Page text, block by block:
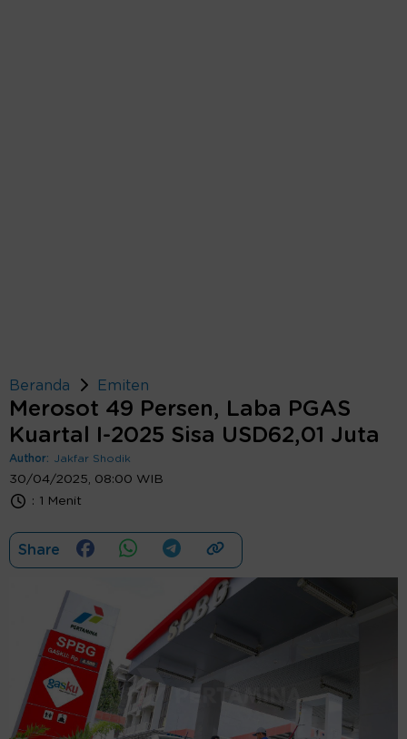
Beranda Emiten
Merosot 49 Persen, Laba PGAS
Kuartal I-2025 Sisa USD62,01 Juta
Author: Jakfar Shodik
30/04/2025, 08:00 WIB
: 1 Menit
Share